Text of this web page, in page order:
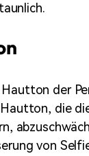
der
die
von